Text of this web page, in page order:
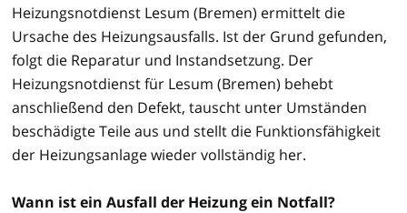
Heizungsnotdienst Lesum (Bremen) ermittelt die
Ursache des Heizungsausfalls. Ist der Grund gefunden,
folgt die Reparatur und Instandsetzung. Der
Heizungsnotdienst für Lesum (Bremen) behebt
anschließend den Defekt, tauscht unter Umständen
beschädigte Teile aus und stellt die Funktionsfähigkeit
der Heizungsanlage wieder vollständig her.
Wann ist ein Ausfall der Heizung ein Notfall?